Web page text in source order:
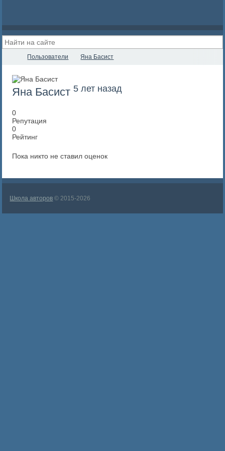
Пользователи Яна Басист
Яна Басист 5 лет назад
0
Репутация
0
Рейтинг
Пока никто не ставил оценок
Школа авторов © 2015-2026